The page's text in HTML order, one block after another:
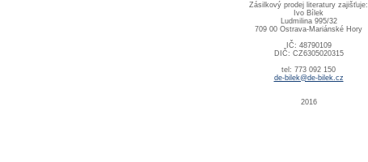
Zásilkový prodej literatury zajišťuje:
Ivo Bílek
Ludmilina 995/32
709 00 Ostrava-Mariánské Hory
IČ: 48790109
DIČ: CZ6305020315
tel: 773 092 150
de-bilek@de-bilek.cz
2016